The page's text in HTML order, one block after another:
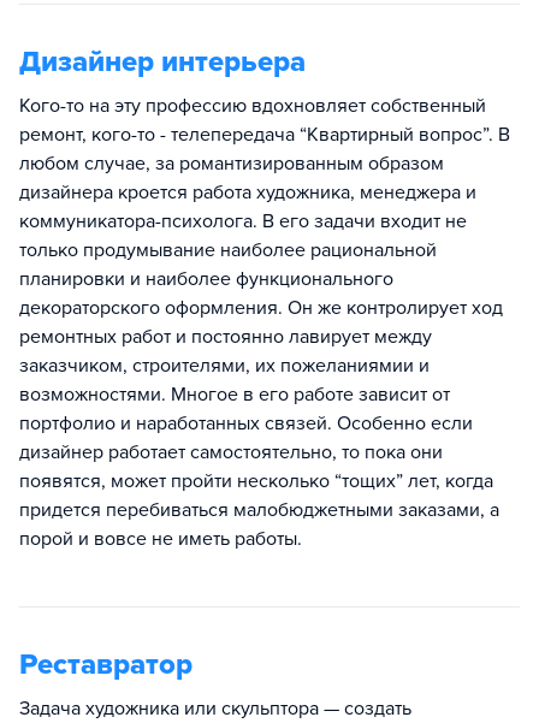
Дизайнер интерьера
Кого-то на эту профессию вдохновляет собственный
ремонт, кого-то - телепередача “Квартирный вопрос”. В
любом случае, за романтизированным образом
дизайнера кроется работа художника, менеджера и
коммуникатора-психолога. В его задачи входит не
только продумывание наиболее рациональной
планировки и наиболее функционального
декораторского оформления. Он же контролирует ход
ремонтных работ и постоянно лавирует между
заказчиком, строителями, их пожеланиямии и
возможностями. Многое в его работе зависит от
портфолио и наработанных связей. Особенно если
дизайнер работает самостоятельно, то пока они
появятся, может пройти несколько “тощих” лет, когда
придется перебиваться малобюджетными заказами, а
порой и вовсе не иметь работы.
Реставратор
Задача художника или скульптора — создать